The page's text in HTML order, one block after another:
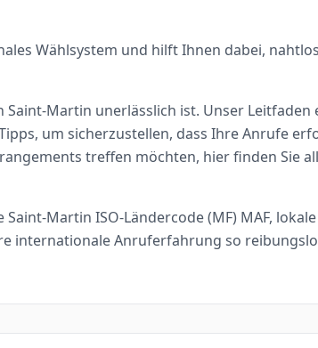
Wählsystem und hilft Ihnen dabei,
Martin unerlässlich ist. Unser
um sicherzustellen, dass Ihre Anrufe
treffen möchten, hier finden Sie
Martin ISO-Ländercode (MF) MAF,
internationale Anruferfahrung so